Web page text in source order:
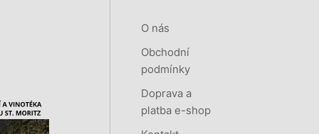
O nás
Obchodní
podmínky
Doprava a
platba e-shop